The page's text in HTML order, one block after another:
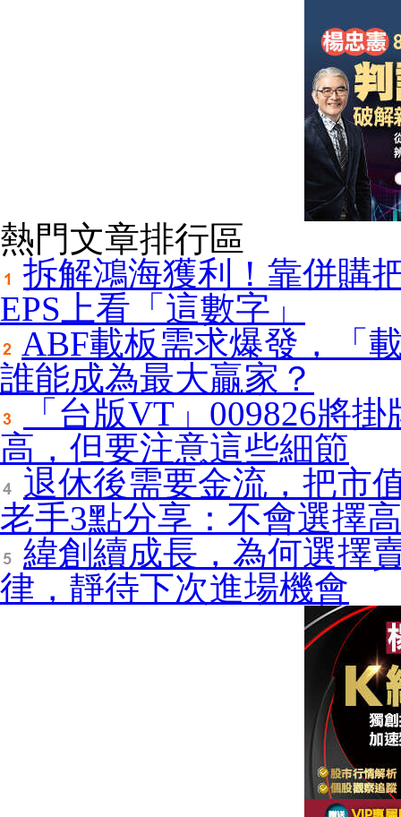
熱門文章排行區
拆解鴻海獲利！靠併購
EPS上看「這數字」
ABF載板需求爆發，「
誰能成為最大贏家？
「台版VT」009826將
高，但要注意這些細節
退休後需要金流，把市
老手3點分享：不會選擇
緯創續成長，為何選擇
律，靜待下次進場機會